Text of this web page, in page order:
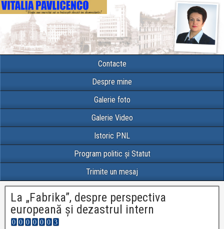
Contacte
Despre mine
Galerie foto
Galerie Video
Istoric PNL
Program politic și Statut
Trimite un mesaj
La „Fabrika”, despre perspectiva
europeană și dezastrul intern